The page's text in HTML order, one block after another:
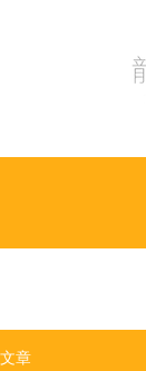
文章